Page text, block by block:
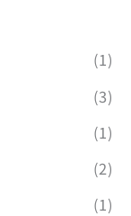
(1)
(3)
(1)
(2)
(1)